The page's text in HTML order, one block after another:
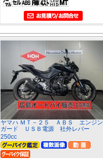
ヤマハ ＭＴ－２５ ＡＢＳ エンジン
ガード ＵＳＢ電源 社外レバー
250cc